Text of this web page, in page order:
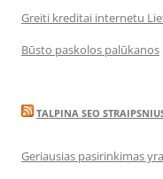
Greiti kreditai internetu
Būsto paskolos palūkanos
TALPINA SEO
Geriausias pasirinkimas